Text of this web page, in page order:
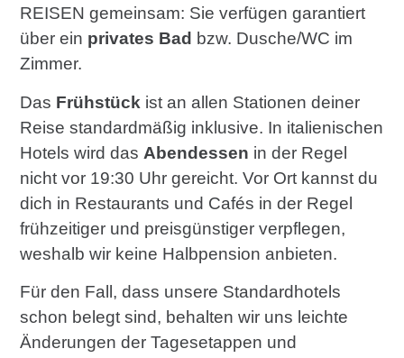
REISEN gemeinsam: Sie verfügen garantiert
über ein privates Bad bzw. Dusche/WC im
Zimmer.
Das Frühstück ist an allen Stationen deiner
Reise standardmäßig inklusive. In italienischen
Hotels wird das Abendessen in der Regel
nicht vor 19:30 Uhr gereicht. Vor Ort kannst du
dich in Restaurants und Cafés in der Regel
frühzeitiger und preisgünstiger verpflegen,
weshalb wir keine Halbpension anbieten.
Für den Fall, dass unsere Standardhotels
schon belegt sind, behalten wir uns leichte
Änderungen der Tagesetappen und